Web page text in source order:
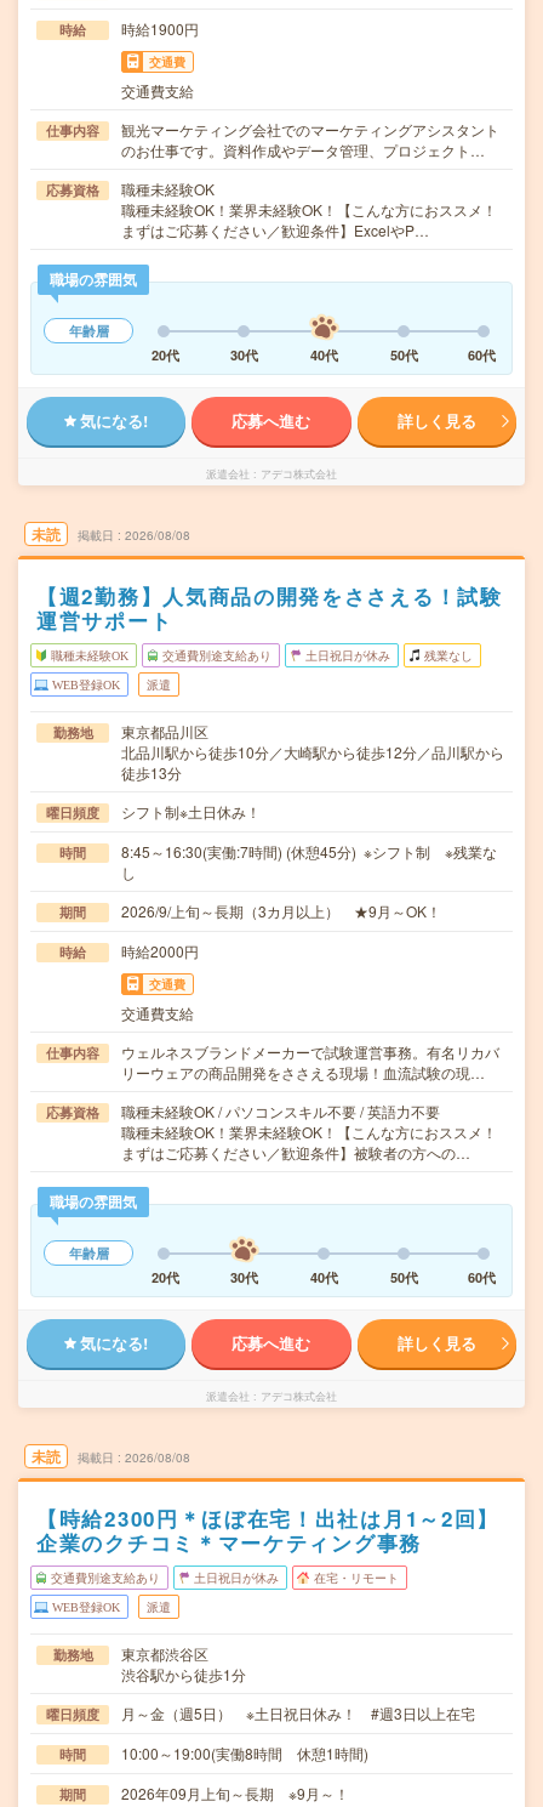
時給 時給1900円
交通費
交通費支給
仕事内容
観光マーケティング会社でのマーケティングアシスタント
のお仕事です。資料作成やデータ管理、プロジェクト…
応募資格
職種未経験OK
職種未経験OK！業界未経験OK！【こんな方におススメ！
まずはご応募ください／歓迎条件】ExcelやP…
職場の雰囲気
年齢層
20代
30代 40代 50代 60代
気になる! 応募へ進む 詳しく見る
派遣会社 アデコ株式会社
未読 掲載日 2026/08/08
【週2勤務】人気商品の開発をささえる！試験
運営サポート
職種未経験OK 交通費別途支給あり 土日祝日が休み 残業なし
WEB登録OK 派遣
勤務地
東京都品川区
北品川駅から徒歩10分／大崎駅から徒歩12分／品川駅から
徒歩13分
曜日頻度 シフト制※土日休み！
時間
8:45～16:30(実働:7時間) (休憩45分) ※シフト制 ※残業な
し
期間 2026/9/上旬～長期（3カ月以上） ★9月～OK！
時給 時給2000円
交通費
交通費支給
仕事内容
ウェルネスブランドメーカーで試験運営事務。有名リカバ
リーウェアの商品開発をささえる現場！血流試験の現…
応募資格
職種未経験OK / パソコンスキル不要 / 英語力不要
職種未経験OK！業界未経験OK！【こんな方におススメ！
まずはご応募ください／歓迎条件】被験者の方への…
職場の雰囲気
年齢層
20代
30代 40代 50代 60代
気になる! 応募へ進む 詳しく見る
派遣会社 アデコ株式会社
未読 掲載日 2026/08/08
【時給2300円＊ほぼ在宅！出社は月1～2回】
企業のクチコミ＊マーケティング事務
交通費別途支給あり 土日祝日が休み 在宅・リモート
WEB登録OK 派遣
勤務地
東京都渋谷区
渋谷駅から徒歩1分
曜日頻度 月～金（週5日） ※土日祝日休み！ #週3日以上在宅
時間 10:00～19:00(実働8時間 休憩1時間)
期間 2026年09月上旬～長期 ※9月～！